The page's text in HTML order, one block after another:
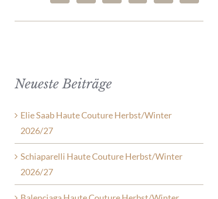
Neueste Beiträge
Elie Saab Haute Couture Herbst/Winter
2026/27
Schiaparelli Haute Couture Herbst/Winter
2026/27